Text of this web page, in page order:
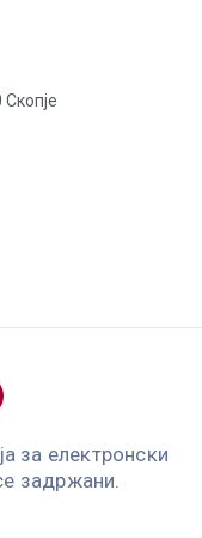
за електронски
задржани.